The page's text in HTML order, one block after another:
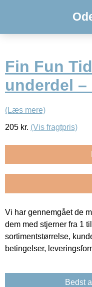
Fin Fun
underdel –
(Læs mere)
205 kr. (Vis fragtpris)
Vi har gennemgået de
dem med stjerner fra 1
sortimentstørrelse,
betingelser,
Bedst